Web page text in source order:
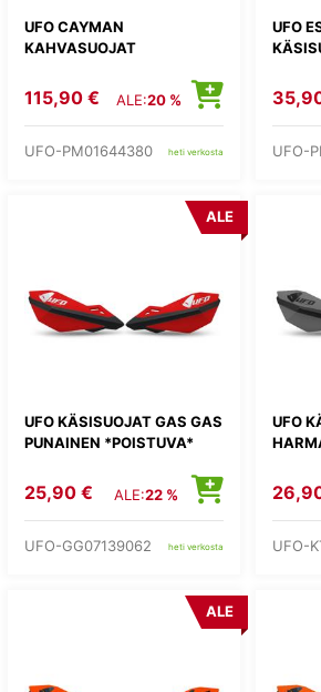
UFO CAYMAN
KAHVASUOJAT
115,90 € ALE:20 %
UFO-PM01644380 heti verkosta
UFO
UFO-
UFO KÄSISUOJAT GAS GAS
PUNAINEN *POISTUVA*
ALE
25,90 € ALE:22 %
UFO-GG07139062 heti verkosta
UFO
UFO-
ALE